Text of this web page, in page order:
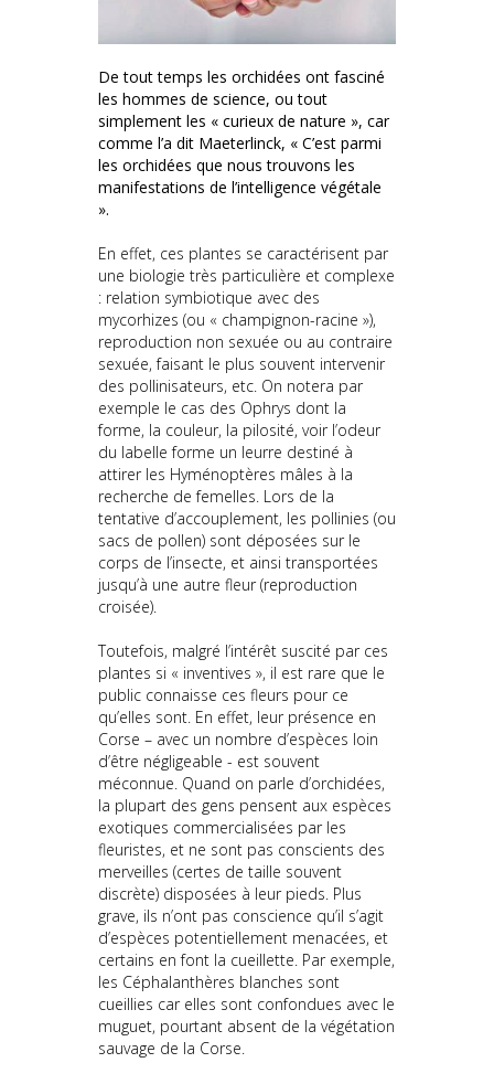
De tout temps les orchidées ont fasciné
les hommes de science, ou tout
simplement les « curieux de nature », car
comme l’a dit Maeterlinck, « C’est parmi
les orchidées que nous trouvons les
manifestations de l’intelligence végétale
».
En effet, ces plantes se caractérisent par
une biologie très particulière et complexe
: relation symbiotique avec des
mycorhizes (ou « champignon-racine »),
reproduction non sexuée ou au contraire
sexuée, faisant le plus souvent intervenir
des pollinisateurs, etc. On notera par
exemple le cas des Ophrys dont la
forme, la couleur, la pilosité, voir l’odeur
du labelle forme un leurre destiné à
attirer les Hyménoptères mâles à la
recherche de femelles. Lors de la
tentative d’accouplement, les pollinies (ou
sacs de pollen) sont déposées sur le
corps de l’insecte, et ainsi transportées
jusqu’à une autre fleur (reproduction
croisée).
Toutefois, malgré l’intérêt suscité par ces
plantes si « inventives », il est rare que le
public connaisse ces fleurs pour ce
qu’elles sont. En effet, leur présence en
Corse – avec un nombre d’espèces loin
d’être négligeable - est souvent
méconnue. Quand on parle d’orchidées,
la plupart des gens pensent aux espèces
exotiques commercialisées par les
fleuristes, et ne sont pas conscients des
merveilles (certes de taille souvent
discrète) disposées à leur pieds. Plus
grave, ils n’ont pas conscience qu’il s’agit
d’espèces potentiellement menacées, et
certains en font la cueillette. Par exemple,
les Céphalanthères blanches sont
cueillies car elles sont confondues avec le
muguet, pourtant absent de la végétation
sauvage de la Corse.